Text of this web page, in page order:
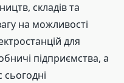
складів та
на можливості
для
підприємства, а
сьогодні